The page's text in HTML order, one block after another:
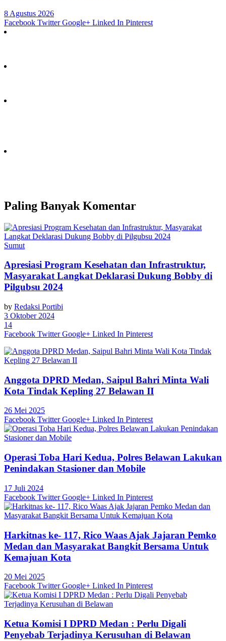
8 Agustus 2026
Facebook Twitter Google+ Linked In Pinterest
Paling Banyak Komentar
Sumut
Apresiasi Program Kesehatan dan Infrastruktur,
Masyarakat Langkat Deklarasi Dukung Bobby di
Pilgubsu 2024
by Redaksi Portibi
3 Oktober 2024
14
Facebook Twitter Google+ Linked In Pinterest
Anggota DPRD Medan, Saipul Bahri Minta Wali
Kota Tindak Kepling 27 Belawan II
26 Mei 2025
Facebook Twitter Google+ Linked In Pinterest
Operasi Toba Hari Kedua, Polres Belawan Lakukan
Penindakan Stasioner dan Mobile
17 Juli 2024
Facebook Twitter Google+ Linked In Pinterest
Harkitnas ke- 117, Rico Waas Ajak Jajaran Pemko
Medan dan Masyarakat Bangkit Bersama Untuk
Kemajuan Kota
20 Mei 2025
Facebook Twitter Google+ Linked In Pinterest
Ketua Komisi I DPRD Medan : Perlu Digali
Penyebab Terjadinya Kerusuhan di Belawan